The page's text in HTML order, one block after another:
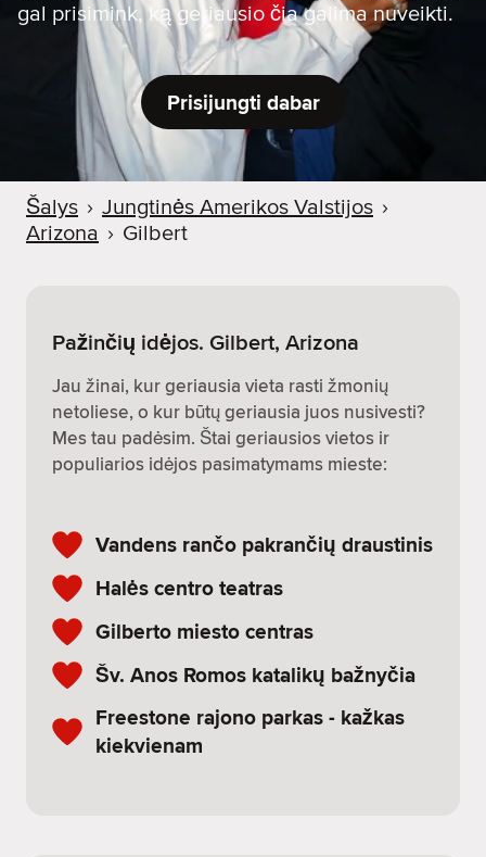
gal prisimink, ką geriausio čia galima nuveikti.
Prisijungti dabar
Šalys › Jungtinės Amerikos Valstijos ›
Arizona › Gilbert
Pažinčių idėjos. Gilbert, Arizona
Jau žinai, kur geriausia vieta rasti žmonių
netoliese, o kur būtų geriausia juos nusivesti?
Mes tau padėsim. Štai geriausios vietos ir
populiarios idėjos pasimatymams mieste:
Vandens rančo pakrančių draustinis
Halės centro teatras
Gilberto miesto centras
Šv. Anos Romos katalikų bažnyčia
Freestone rajono parkas - kažkas
kiekvienam